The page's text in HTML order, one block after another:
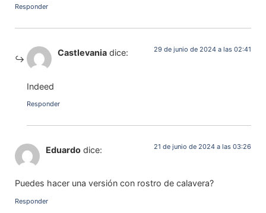
Responder
Castlevania dice: 29 de junio de 2024 a las 02:41
Indeed
Responder
Eduardo dice: 21 de junio de 2024 a las 03:26
Puedes hacer una versión con rostro de calavera?
Responder